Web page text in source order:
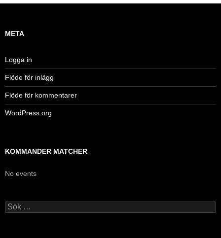
META
Logga in
Flöde för inlägg
Flöde för kommentarer
WordPress.org
KOMMANDER MATCHER
No events
Sök
efter: